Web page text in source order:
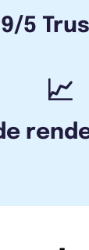
5
📈